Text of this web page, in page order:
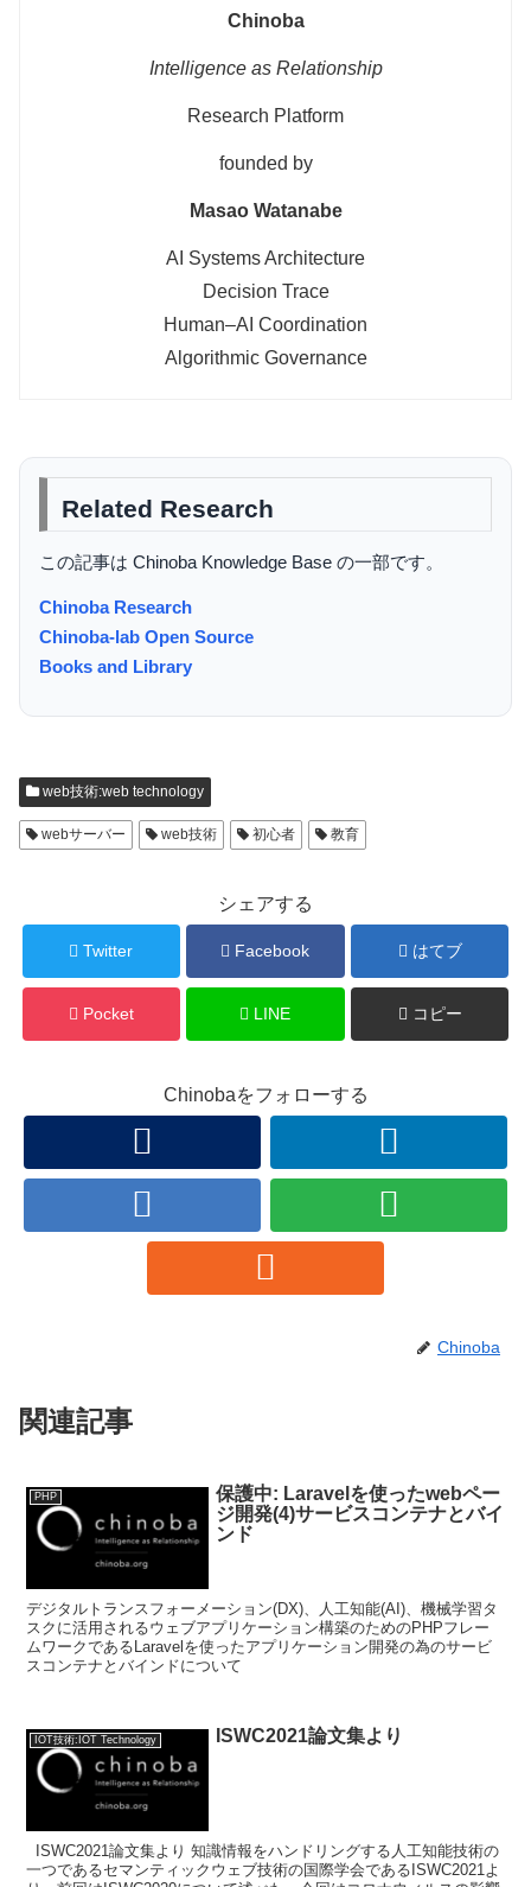
Chinoba
Intelligence as Relationship
Research Platform
founded by
Masao Watanabe
AI Systems Architecture
Decision Trace
Human–AI Coordination
Algorithmic Governance
Related Research
この記事は Chinoba Knowledge Base の一部です。
Chinoba Research
Chinoba-lab Open Source
Books and Library
web技術:web technology
webサーバー web技術 初心者 教育
シェアする
Twitter Facebook はてブ
Pocket LINE コピー
Chinobaをフォローする
Chinoba
関連記事
PHP
保護中: Laravelを使ったwebペー
ジ開発(4)サービスコンテナとバイ
ンド
デジタルトランスフォーメーション(DX)、人工知能(AI)、機械学習タ
スクに活用されるウェブアプリケーション構築のためのPHPフレー
ムワークであるLaravelを使ったアプリケーション開発の為のサービ
スコンテナとバインドについて
IOT技術:IOT Technology ISWC2021論文集より
ISWC2021論文集より 知識情報をハンドリングする人工知能技術の
一つであるセマンティックウェブ技術の国際学会であるISWC2021よ